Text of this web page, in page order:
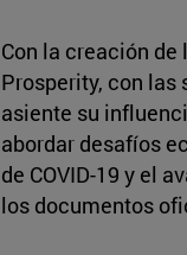
Con la creación
Prosperity, con las
asiente su
abordar desafíos
de COVID-19 y el
los documentos